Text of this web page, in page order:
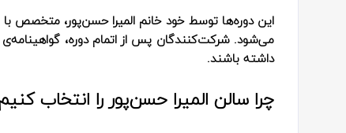
این دوره‌ها توسط خود خانم المیرا حسن‌پور، متخصص
می‌شود. شرکت‌کنندگان پس از اتمام دوره، گواهینامه‌ی
داشته باشند.
چرا سالن المیرا حسن‌پور را انتخاب